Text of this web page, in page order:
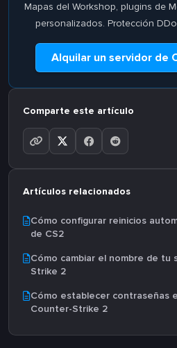
Mapas del Workshop, plugins de
personalizados. Protección
Alquilar un servidor de
Comparte este artículo
Artículos relacionados
Cómo configurar reinicios
de CS2
Cómo cambiar el nombre de tu
Strike 2
Cómo establecer contraseñas
Counter-Strike 2